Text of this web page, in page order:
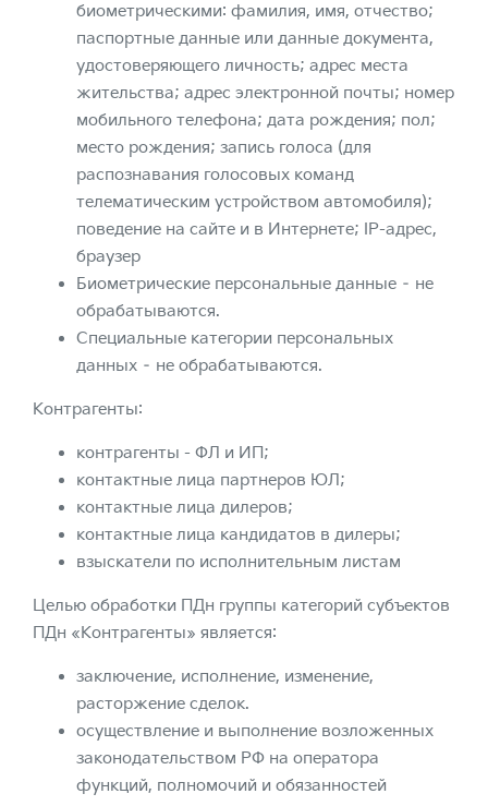
биометрическими: фамилия, имя, отчество;
паспортные данные или данные документа,
удостоверяющего личность; адрес места
жительства; адрес электронной почты; номер
мобильного телефона; дата рождения; пол;
место рождения; запись голоса (для
распознавания голосовых команд
телематическим устройством автомобиля);
поведение на сайте и в Интернете; IP-адрес,
браузер
Биометрические персональные данные – не
обрабатываются.
Специальные категории персональных
данных – не обрабатываются.
Контрагенты:
контрагенты - ФЛ и ИП;
контактные лица партнеров ЮЛ;
контактные лица дилеров;
контактные лица кандидатов в дилеры;
взыскатели по исполнительным листам
Целью обработки ПДн группы категорий субъектов
ПДн «Контрагенты» является:
заключение, исполнение, изменение,
расторжение сделок.
осуществление и выполнение возложенных
законодательством РФ на оператора
функций, полномочий и обязанностей